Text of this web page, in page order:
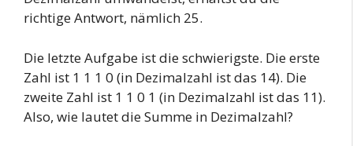
richtige Antwort, nämlich 25.
Die letzte Aufgabe ist die schwierigste. Die erste
Zahl ist 1 1 1 0 (in Dezimalzahl ist das 14). Die
zweite Zahl ist 1 1 0 1 (in Dezimalzahl ist das 11).
Also, wie lautet die Summe in Dezimalzahl?